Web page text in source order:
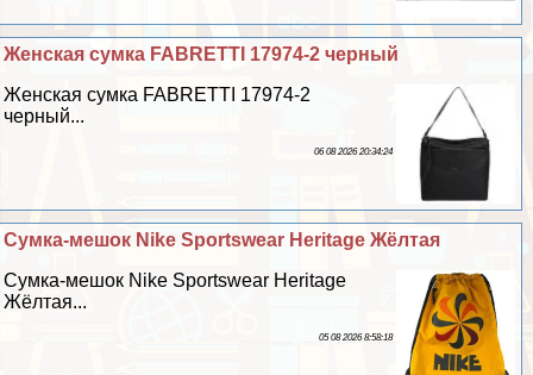
Женская сумка FABRETTI 17974-2 черный
Женская сумка FABRETTI 17974-2
черный...
06 08 2026 20:34:24
Сумка-мешок Nike Sportswear Heritage Жёлтая
Сумка-мешок Nike Sportswear Heritage
Жёлтая...
05 08 2026 8:58:18